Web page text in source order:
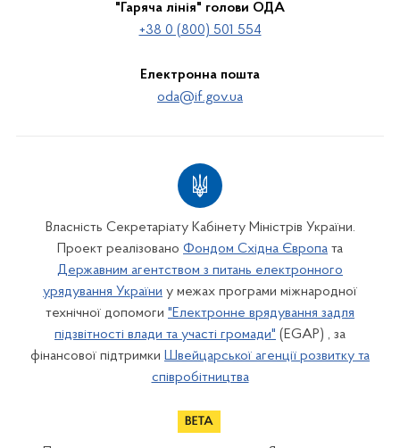
"Гаряча лінія" голови ОДА
+38 0 (800) 501 554
Електронна пошта
oda@if.gov.ua
Власність Секретаріату Кабінету Міністрів України.
Проект реалізовано Фондом Східна Європа та
Державним агентством з питань електронного
урядування України у межах програми міжнародної
технічної допомоги "Електронне врядування задля
підзвітності влади та участі громади" (EGAP) , за
фінансової підтримки Швейцарської агенції розвитку та
співробітництва